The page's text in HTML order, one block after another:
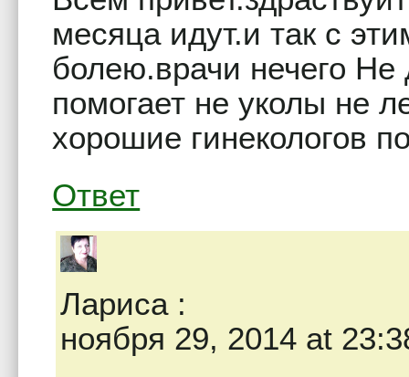
месяца идут.и так с
болею.врачи нечего Не
помогает не уколы не
хорошие гинекологов
Ответ
Лариса:
ноября 29, 2014 at